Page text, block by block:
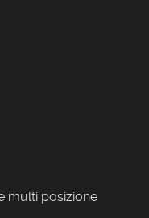
multi posizione